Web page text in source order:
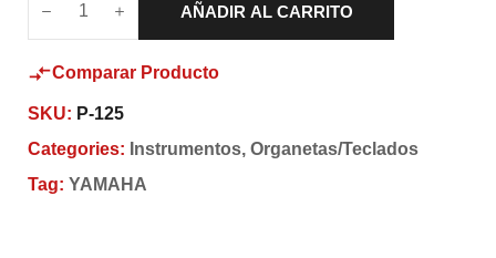
AÑADIR AL CARRITO
Comparar Producto
SKU: P-125
Categories: Instrumentos, Organetas/Teclados
Tag: YAMAHA